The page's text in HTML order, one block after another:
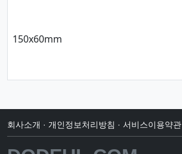
150x60mm
회사소개 · 개인정보처리방침 · 서비스이용약관